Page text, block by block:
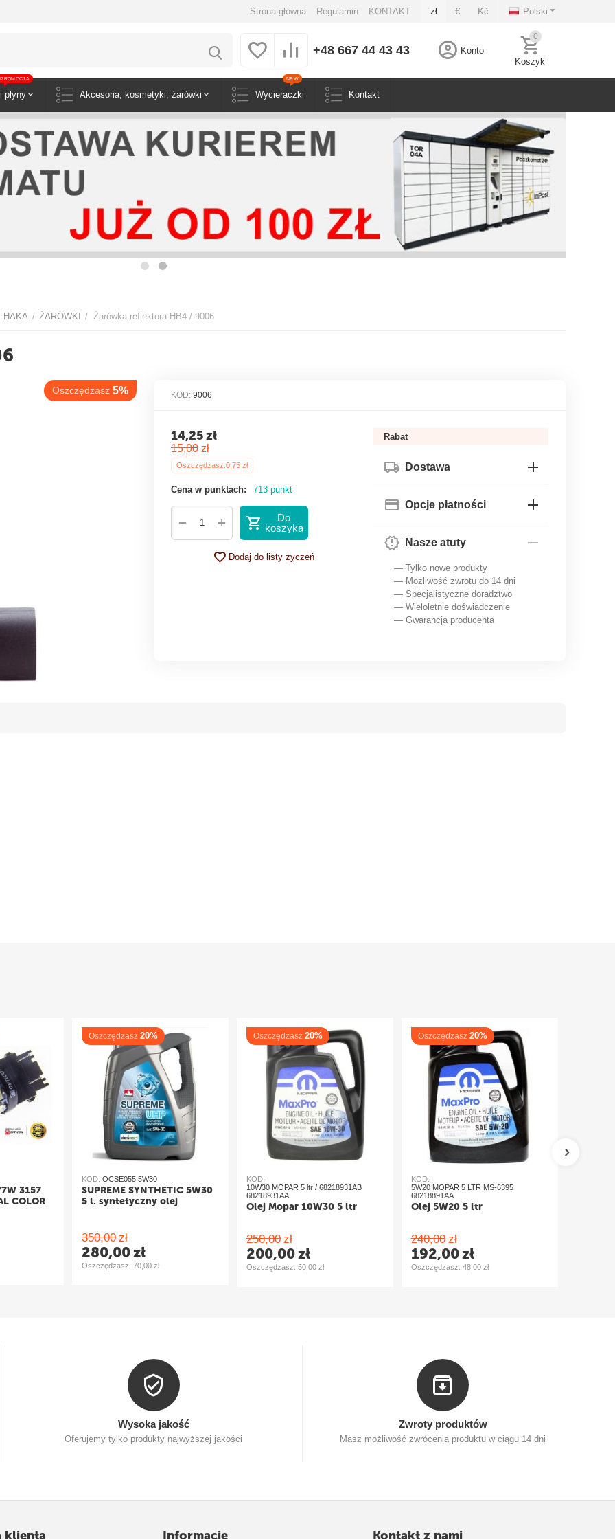
Polski
zł € Kć
Strona główna Regulamin KONTAKT
+48 667 44 43 43 Konto
0
Koszyk
płyny
PROMOCJA
Akcesoria, kosmetyki, żarówki Wycieraczki
NEW
Kontakt
HAKA / ŻARÓWKI / Żarówka reflektora HB4 / 9006
KOD: 9006
14,25zł
15,00 zł
Oszczędzasz:0,75 zł
Cena w punktach: 713 punkt
+
−
Do
koszyka
Dodaj do listy życzeń
Rabat
Dostawa
Opcje płatności
Nasze atuty
— Tylko nowe produkty
— Możliwość zwrotu do 14 dni
— Specjalistyczne doradztwo
— Wieloletnie doświadczenie
— Gwarancja producenta
3157
COLOR
Oszczędzasz 20%
KOD: OCSE055 5W30
SUPREME SYNTHETIC 5W30
5 l. syntetyczny olej
350,00 zł
280,00zł
Oszczędzasz: 70,00 zł
Oszczędzasz 20%
KOD:
10W30 MOPAR 5 ltr / 68218931AB
68218931AA
Olej Mopar 10W30 5 ltr
250,00 zł
200,00zł
Oszczędzasz: 50,00 zł
Oszczędzasz 20%
KOD:
5W20 MOPAR 5 LTR MS-6395
68218891AA
Olej 5W20 5 ltr
240,00 zł
192,00zł
Oszczędzasz: 48,00 zł
Wysoka jakość
Oferujemy tylko produkty najwyższej jakości
Zwroty produktów
Masz możliwość zwrócenia produktu w ciągu 14 dni
klienta Informacje Kontakt z nami